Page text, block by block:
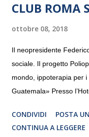
CLUB ROMA
ottobre 08, 2018
Il neopresidente
sociale. Il progetto
mondo, ippoterapia per
Guatemala» Presso
programmazione del
i quaranta anni di
CONDIVIDI
POSTA
CONTINUA A LEGGERE